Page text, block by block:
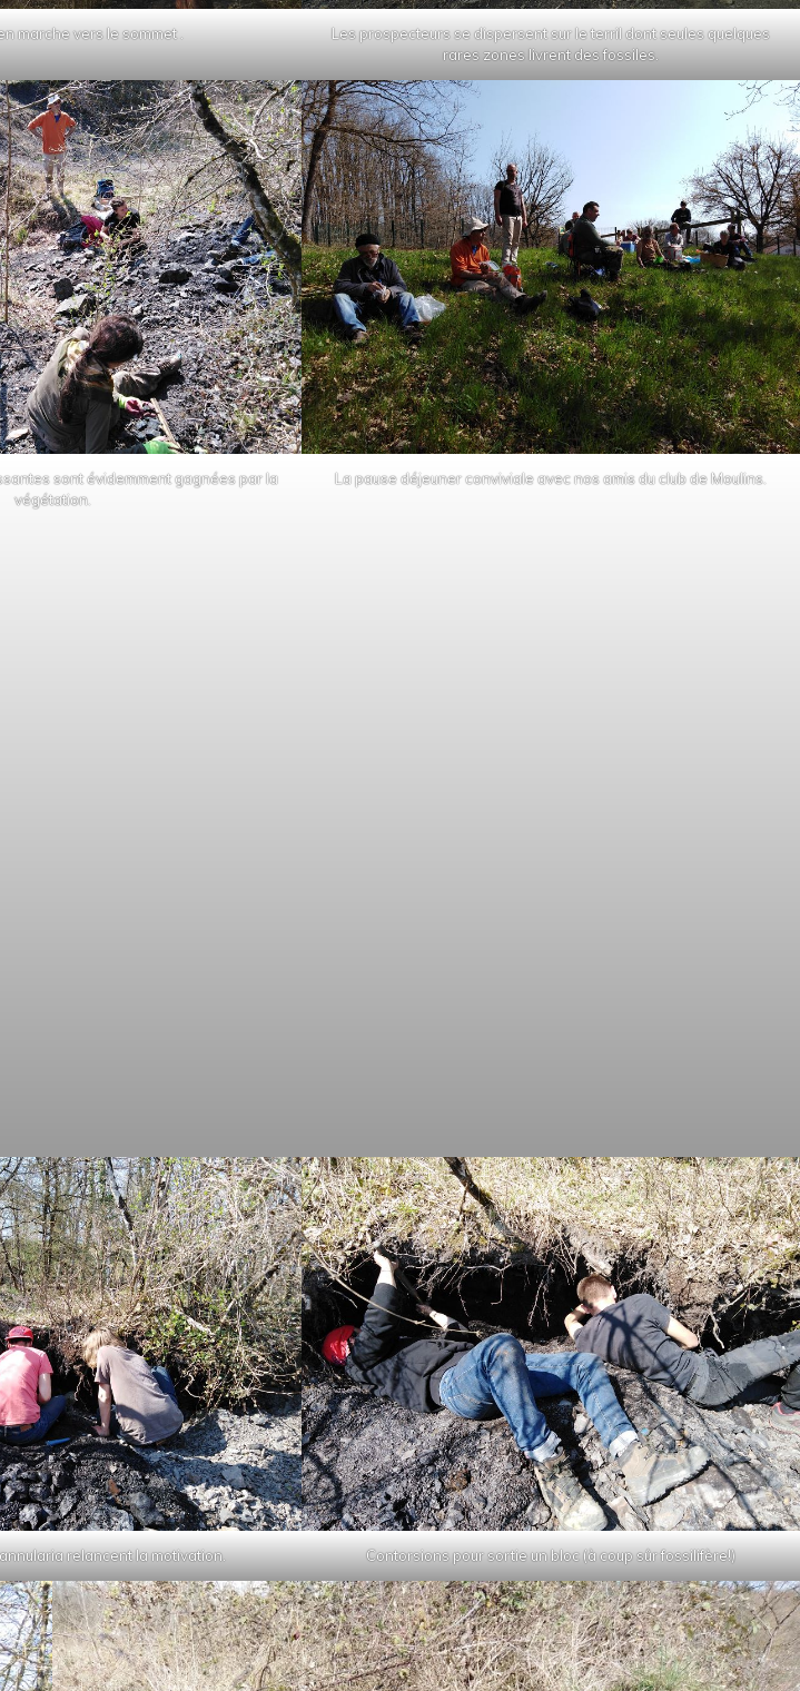
marche vers le sommet .
Les prospecteurs se dispersent sur le terril dont seules quelques
rares zones livrent des fossiles.
sont évidemment gagnées par la
végétation.
La pause déjeuner conviviale avec nos amis du club de Moulins.
relancent la motivation. Contorsions pour sortie un bloc (à coup sûr fossilifère!)